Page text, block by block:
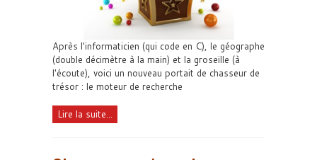
Après l'informaticien (qui code en C), le géographe
(double décimètre à la main) et la groseille (à
l'écoute), voici un nouveau portait de chasseur de
trésor : le moteur de recherche
Lire la suite...